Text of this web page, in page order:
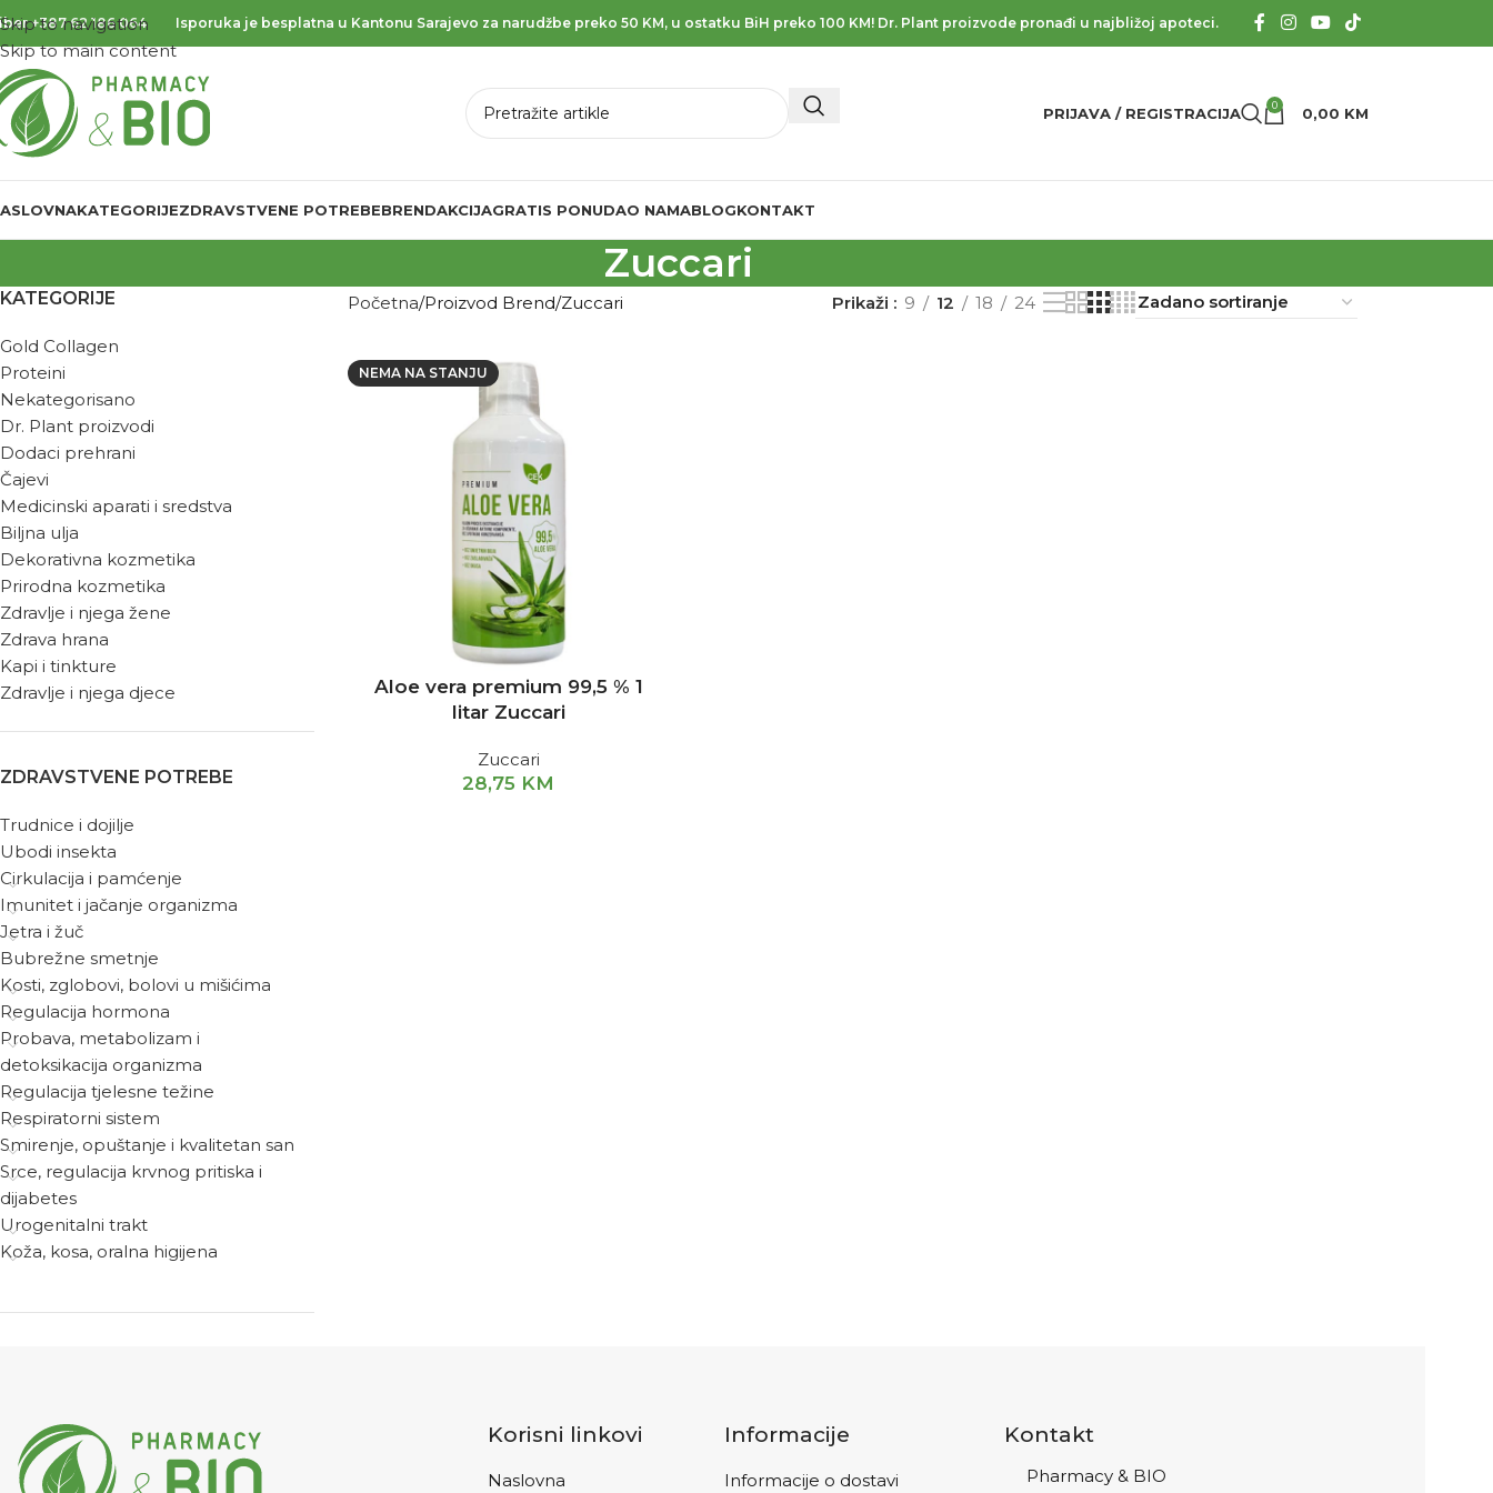
Skip to navigation
Skip to main content
+387 62 186 064 Isporuka je besplatna u Kantonu Sarajevo za narudžbe preko 50 KM, u ostatku BiH preko 100 KM! Dr. Plant proizvode pronađi u najbližoj apoteci.
PRIJAVA / REGISTRACIJA 0 0,00 KM
KATEGORIJEZDRAVSTVENE POTREBEBRENDAKCIJAGRATIS PONUDAO NAMABLOGKONTAKT
Zuccari
KATEGORIJE
Gold Collagen
Proteini
Nekategorisano
Dr. Plant proizvodi
Dodaci prehrani
Čajevi
Medicinski aparati i sredstva
Biljna ulja
Dekorativna kozmetika
Prirodna kozmetika
Zdravlje i njega žene
Zdrava hrana
Kapi i tinkture
Zdravlje i njega djece
ZDRAVSTVENE POTREBE
Trudnice i dojilje
Ubodi insekta
Cirkulacija i pamćenje
Imunitet i jačanje organizma
Jetra i žuč
Bubrežne smetnje
Kosti, zglobovi, bolovi u mišićima
Regulacija hormona
Probava, metabolizam i
detoksikacija organizma
Regulacija tjelesne težine
Respiratorni sistem
Smirenje, opuštanje i kvalitetan san
Srce, regulacija krvnog pritiska i
dijabetes
Urogenitalni trakt
Koža, kosa, oralna higijena
Početna Proizvod Brend Zuccari Prikaži 9 12 18 24
NEMA NA STANJU
Aloe vera premium 99,5 % 1
litar Zuccari
Zuccari
28,75 KM
Korisni linkovi
Naslovna
Informacije
Informacije o dostavi
Kontakt
Pharmacy & BIO